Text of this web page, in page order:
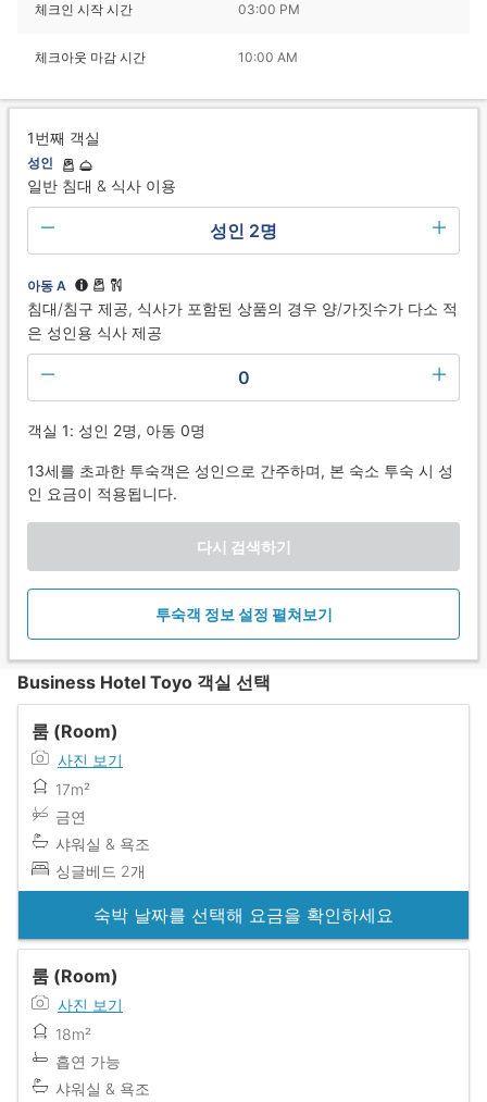
체크인 시작 시간 03:00 PM
체크아웃 마감 시간 10:00 AM
1번째 객실
성인
일반 침대 & 식사 이용
성인 2명
아동 A
침대/침구 제공, 식사가 포함된 상품의 경우 양/가짓수가 다소 적
은 성인용 식사 제공
0
객실 1: 성인 2명, 아동 0명
13세를 초과한 투숙객은 성인으로 간주하며, 본 숙소 투숙 시 성
인 요금이 적용됩니다.
다시 검색하기
투숙객 정보 설정 펼쳐보기
Business Hotel Toyo 객실 선택
룸 (Room)
사진 보기
17m²
금연
샤워실 & 욕조
싱글베드 2개
숙박 날짜를 선택해 요금을 확인하세요
룸 (Room)
사진 보기
18m²
흡연 가능
샤워실 & 욕조